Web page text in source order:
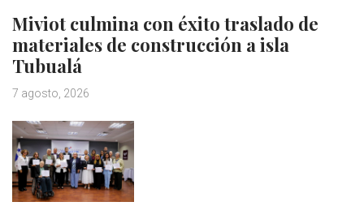
Miviot culmina con éxito traslado de
materiales de construcción a isla
Tubualá
7 agosto, 2026